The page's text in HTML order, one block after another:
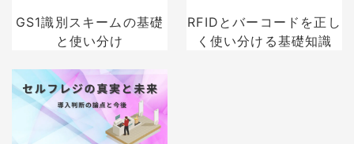
GS1識別スキームの基礎
と使い分け
RFIDとバーコードを正し
く使い分ける基礎知識